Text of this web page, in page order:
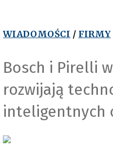
WIADOMOŚCI / FIRMY
Bosch i Pirelli
rozwijają
inteligentnych